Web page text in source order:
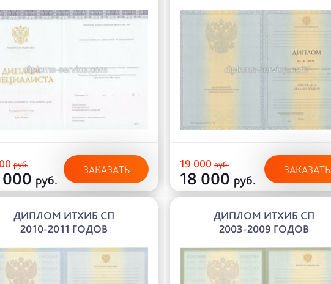
руб.
руб.
ЗАКАЗАТЬ 19 000руб.
18 000 руб.
ЗАКАЗАТЬ
ДИПЛОМ ИТХИБ СП
2010-2011 ГОДОВ
ДИПЛОМ ИТХИБ СП
2003-2009 ГОДОВ